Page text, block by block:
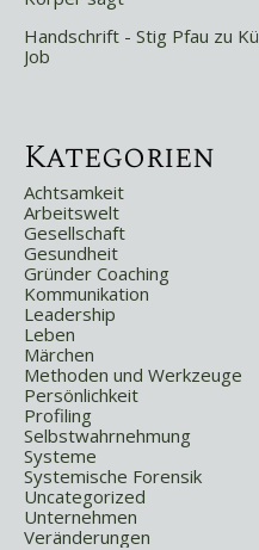
Handschrift - Stig Pfau zu
Job
Kategorien
Achtsamkeit
Arbeitswelt
Gesellschaft
Gesundheit
Gründer Coaching
Kommunikation
Leadership
Leben
Märchen
Methoden und Werkzeuge
Persönlichkeit
Profiling
Selbstwahrnehmung
Systeme
Systemische Forensik
Uncategorized
Unternehmen
Veränderungen